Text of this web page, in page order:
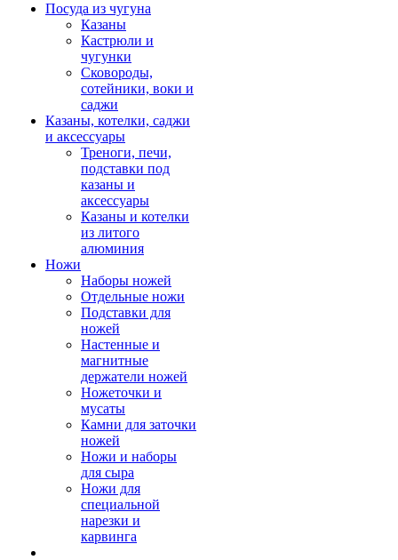
Посуда из чугуна
Казаны
Кастрюли и
чугунки
Сковороды,
сотейники, воки и
саджи
Казаны, котелки, саджи
и аксессуары
Треноги, печи,
подставки под
казаны и
аксессуары
Казаны и котелки
из литого
алюминия
Ножи
Наборы ножей
Отдельные ножи
Подставки для
ножей
Настенные и
магнитные
держатели ножей
Ножеточки и
мусаты
Камни для заточки
ножей
Ножи и наборы
для сыра
Ножи для
специальной
нарезки и
карвинга